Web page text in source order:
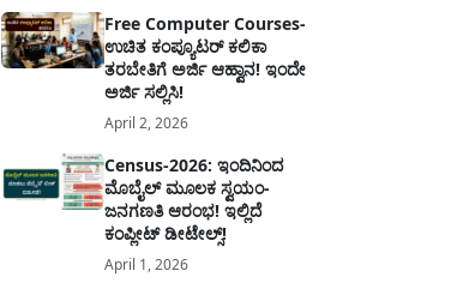
ಹಿನ್ನೆಲೆಯಲ್ಲಿ ಸರ್ಕಾರಿ ನೌಕರರ ಹಿತದೃಷ್ಟಿಯಿಂದ ಹಾಗೂ
ಸಾರ್ವಜನಿಕರ ಅನುಕೂಲಕ್ಕಾಗಿ ಕರ್ನಾಟಕ ಸರ್ಕಾರವು
ಮಹತ್ವದ ನಿರ್ಧಾರವೊಂದನ್ನು ಕೈಗೊಂಡಿದೆ. ಕಿತ್ತೂರು ಕರ್ನಾಟಕ
ಮತ್ತು ಕಲ್ಯಾಣ ಕರ್ನಾಟಕದ ಒಟ್ಟು 9 ಜಿಲ್ಲೆಗಳಲ್ಲಿ ಏಪ್ರಿಲ್...
Free Computer Courses-
ಉಚಿತ ಕಂಪ್ಯೂಟರ್ ಕಲಿಕಾ
ತರಬೇತಿಗೆ ಅರ್ಜಿ ಆಹ್ವಾನ! ಇಂದೇ
ಅರ್ಜಿ ಸಲ್ಲಿಸಿ!
April 2, 2026
Census-2026: ಇಂದಿನಿಂದ
ಮೊಬೈಲ್ ಮೂಲಕ ಸ್ವಯಂ-
ಜನಗಣತಿ ಆರಂಭ! ಇಲ್ಲಿದೆ
ಕಂಪ್ಲೀಟ್ ಡೀಟೇಲ್ಸ್!
April 1, 2026